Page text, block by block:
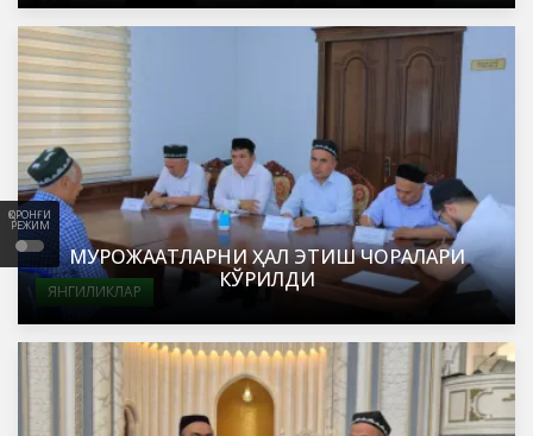
ҚОРОНҒИ
РЕЖИМ
ЯНГИЛИКЛАР
МУРОЖААТЛАРНИ ҲАЛ ЭТИШ ЧОРАЛАРИ
КЎРИЛДИ